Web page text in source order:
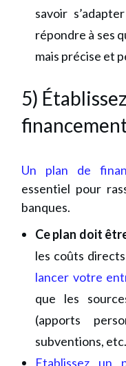
savoir
répondre à ses
mais précise et
5)
Un plan de
essentiel pour
banques.
Ce plan doit
les coûts
lancer votre
que les
(apports
subventions,
Etablissez un